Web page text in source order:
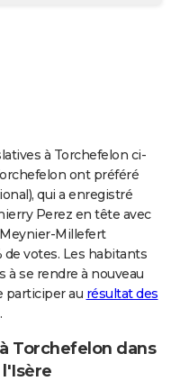
à Torchefelon ci-
ont préféré
qui a enregistré
Perez en tête avec
Millefert
de votes. Les habitants
à se rendre à nouveau
participer au résultat des
.
Torchefelon dans